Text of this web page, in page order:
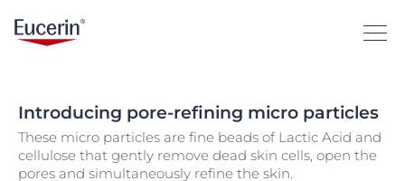
Introducing pore-refining micro particles
These micro particles are fine beads of Lactic Acid and
cellulose that gently remove dead skin cells, open the
pores and simultaneously refine the skin.